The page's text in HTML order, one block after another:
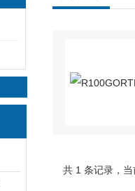
共 1 条记录，